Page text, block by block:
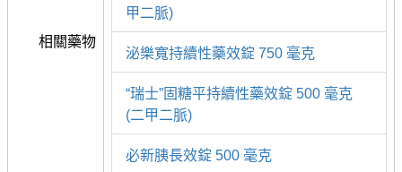
相關藥物
甲二脈)
泌樂寬持續性藥效錠 750 毫克
“瑞士”固糖平持續性藥效錠 500 毫克
(二甲二脈)
必新胰長效錠 500 毫克